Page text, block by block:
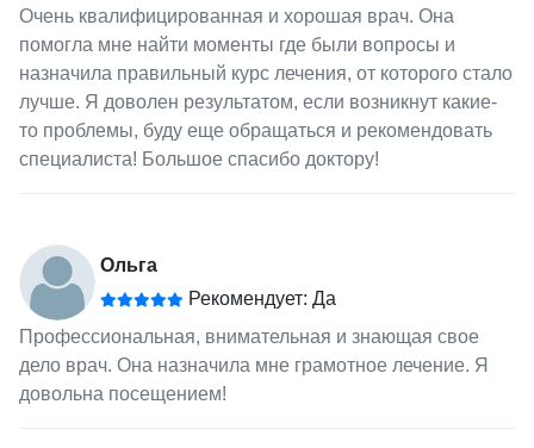
Очень квалифицированная и хорошая врач. Она
помогла мне найти моменты где были вопросы и
назначила правильный курс лечения, от которого стало
лучше. Я доволен результатом, если возникнут какие-
то проблемы, буду еще обращаться и рекомендовать
специалиста! Большое спасибо доктору!
Ольга
Рекомендует: Да
Профессиональная, внимательная и знающая свое
дело врач. Она назначила мне грамотное лечение. Я
довольна посещением!